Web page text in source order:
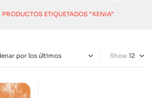
PRODUCTOS ETIQUETADOS “KENIA”
Show